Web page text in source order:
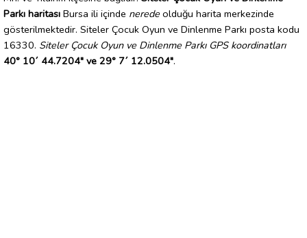
Parkı haritası Bursa ili içinde nerede olduğu harita merkezinde
gösterilmektedir. Siteler Çocuk Oyun ve Dinlenme Parkı posta kodu
16330. Siteler Çocuk Oyun ve Dinlenme Parkı GPS koordinatları
40° 10´ 44.7204" ve 29° 7´ 12.0504".